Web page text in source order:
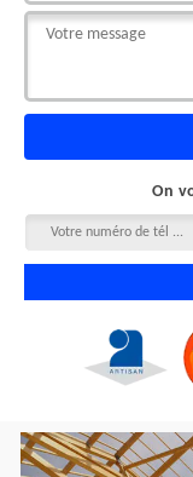
On